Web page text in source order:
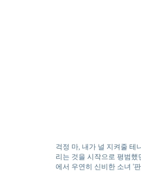
걱정 마, 내가 널 지켜줄 테
리는 것을 시작으로 평범
에서 우연히 신비한 소녀 '